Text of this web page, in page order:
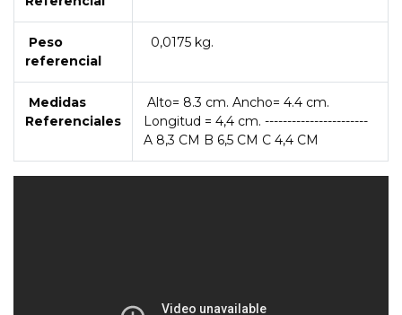
Peso
referencial
0,0175 kg.
Medidas
Referenciales
Alto= 8.3 cm. Ancho= 4.4 cm.
Longitud = 4,4 cm. -----------------------
A 8,3 CM B 6,5 CM C 4,4 CM